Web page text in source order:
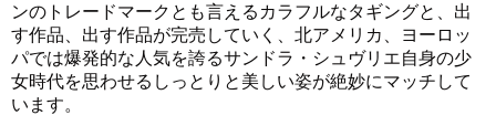
ンのトレードマークとも言えるカラフルなタギングと、出
す作品、出す作品が完売していく、北アメリカ、ヨーロッ
パでは爆発的な人気を誇るサンドラ・シュヴリエ自身の少
女時代を思わせるしっとりと美しい姿が絶妙にマッチして
います。